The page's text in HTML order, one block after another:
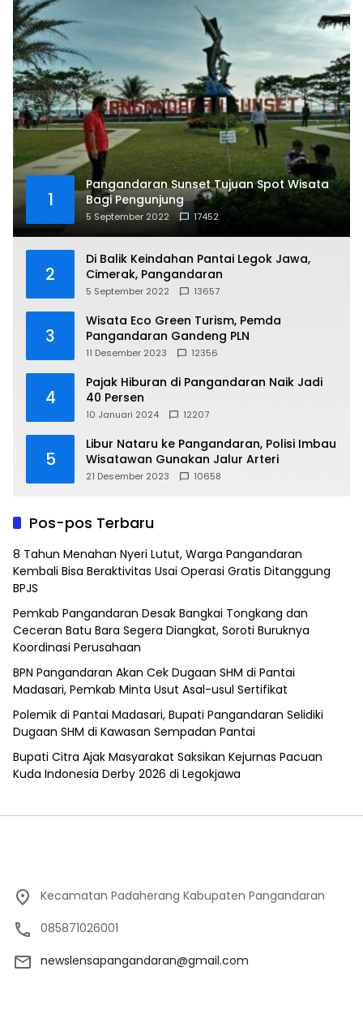
1
Pangandaran Sunset Tujuan Spot Wisata
Bagi Pengunjung
5 September 2022 17452
2
Di Balik Keindahan Pantai Legok Jawa,
Cimerak, Pangandaran
5 September 2022 13657
3
Wisata Eco Green Turism, Pemda
Pangandaran Gandeng PLN
11 Desember 2023 12356
4
Pajak Hiburan di Pangandaran Naik Jadi
40 Persen
10 Januari 2024 12207
5
Libur Nataru ke Pangandaran, Polisi Imbau
Wisatawan Gunakan Jalur Arteri
21 Desember 2023 10658
Pos-pos Terbaru
8 Tahun Menahan Nyeri Lutut, Warga Pangandaran
Kembali Bisa Beraktivitas Usai Operasi Gratis Ditanggung
BPJS
Pemkab Pangandaran Desak Bangkai Tongkang dan
Ceceran Batu Bara Segera Diangkat, Soroti Buruknya
Koordinasi Perusahaan
BPN Pangandaran Akan Cek Dugaan SHM di Pantai
Madasari, Pemkab Minta Usut Asal-usul Sertifikat
Polemik di Pantai Madasari, Bupati Pangandaran Selidiki
Dugaan SHM di Kawasan Sempadan Pantai
Bupati Citra Ajak Masyarakat Saksikan Kejurnas Pacuan
Kuda Indonesia Derby 2026 di Legokjawa
Kecamatan Padaherang Kabupaten Pangandaran
085871026001
newslensapangandaran@gmail.com